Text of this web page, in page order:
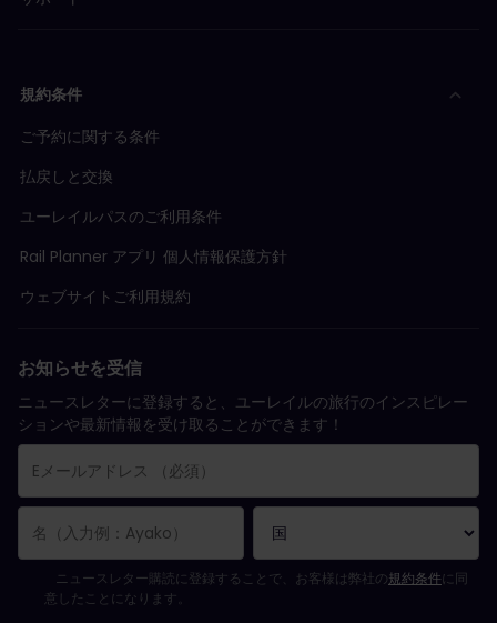
規約条件
ご予約に関する条件
払戻しと交換
ユーレイルパスのご利用条件
Rail Planner アプリ 個人情報保護方針
ウェブサイトご利用規約
お知らせを受信
ニュースレターに登録すると、ユーレイルの旅行のインスピレー
ションや最新情報を受け取ることができます！
購読登録が完了しました。
Eメールアドレス欄は必須項目です。
Eメールアドレスが正しくありません。
ニュースレターの購読登録中にエラーが発生しました。後ほど、もう一度や
すでにこのニュースレターを購読されています！
ニュースレターを購読するには規約条件に同意してください。
ニュースレター購読に登録することで、お客様は弊社の規約条件に同
意したことになります。